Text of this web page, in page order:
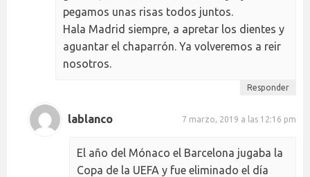
pegamos unas risas todos juntos.
Hala Madrid siempre, a apretar los dientes y
aguantar el chaparrón. Ya volveremos a reir
nosotros.
Responder
lablanco 7 marzo, 2019 a las 12:16 pm
El año del Mónaco el Barcelona jugaba la
Copa de la UEFA y fue eliminado el día